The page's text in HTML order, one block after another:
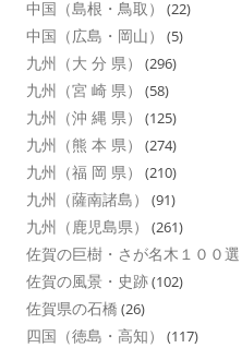
中国（島根・鳥取） (22)
中国（広島・岡山） (5)
九州（大 分 県） (296)
九州（宮 崎 県） (58)
九州（沖 縄 県） (125)
九州（熊 本 県） (274)
九州（福 岡 県） (210)
九州（薩南諸島） (91)
九州（鹿児島県） (261)
佐賀の巨樹・さが名木１００選
佐賀の風景・史跡(102)
佐賀県の石橋 (26)
四国（徳島・高知） (117)